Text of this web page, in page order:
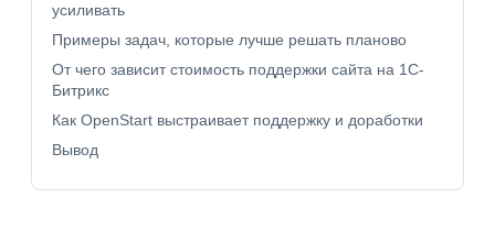
усиливать
Примеры задач, которые лучше решать планово
От чего зависит стоимость поддержки сайта на 1С-
Битрикс
Как OpenStart выстраивает поддержку и доработки
Вывод